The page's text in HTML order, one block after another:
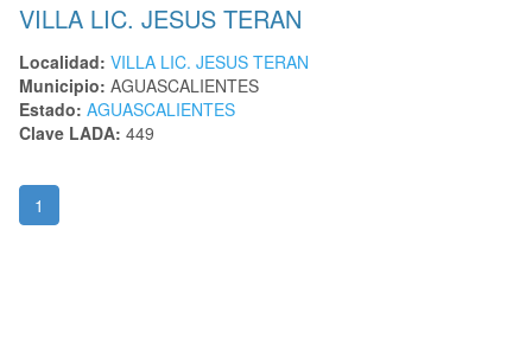
VILLA LIC. JESUS TERAN
Localidad: VILLA LIC. JESUS TERAN
Municipio: AGUASCALIENTES
Estado: AGUASCALIENTES
Clave LADA: 449
1